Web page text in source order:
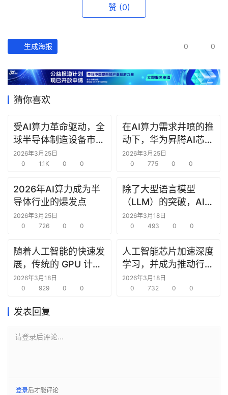
赞 (0)
生成海报 0 0
猜你喜欢
受AI算力革命驱动，全
球半导体制造设备市场
规模预计2026年将增
至1450亿美元
2026年3月25日
0
1.1K 0 0
在AI算力需求井喷的推
动下，华为昇腾AI芯片
保持每年一代新品的发
布频率
2026年3月25日
0
775 0 0
2026年AI算力成为半
导体行业的爆发点
2026年3月25日
0
726 0 0
除了大型语言模型
（LLM）的突破，AI
Agent（智能体）‍技术
成为 2026 年的主导趋
2026年3月18日
0
493 0 0
随着人工智能的快速发
展，传统的 GPU 计算
架构正面临挑战
2026年3月18日
0
929 0 0
人工智能芯片加速深度
学习，并成为推动行业
革新的关键力量
2026年3月18日
0
732 0 0
发表回复
请登录后评论...
登录后才能评论